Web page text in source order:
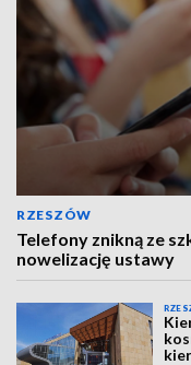
RZESZÓW
Telefony znikną ze
nowelizację ustawy